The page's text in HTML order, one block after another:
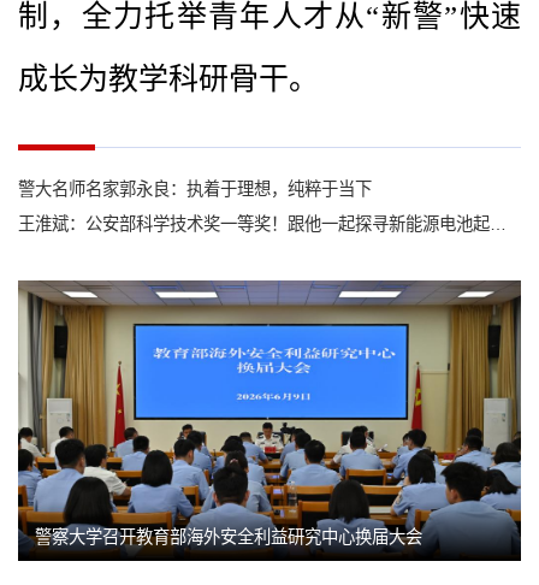
制，全力托举青年人才从“新警”快速
成长为教学科研骨干。
警大名师名家郭永良：执着于理想，纯粹于当下
警察大学召开教育部海外安全利益研究中心换届大会